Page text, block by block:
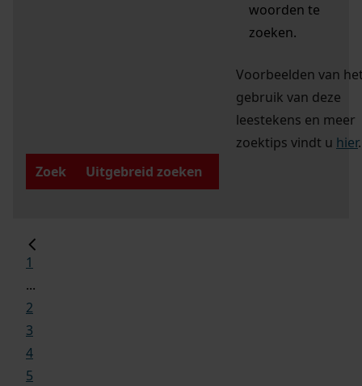
woorden te
zoeken.
Voorbeelden van
gebruik van deze
leestekens en meer
zoektips vindt u hier.
Zoek
Uitgebreid zoeken
1
...
2
3
4
5